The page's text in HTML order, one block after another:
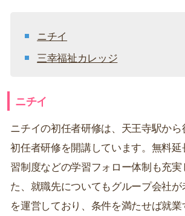
ニチイ
三幸福祉カレッジ
ニチイ
ニチイの初任者研修は、天王寺駅か
初任者研修を開講しています。無料延
習制度などの学習フォロー体制も充実
た、就職先についてもグループ会社
を運営しており、条件を満たせば就